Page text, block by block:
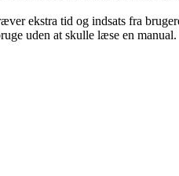
ekstra tid og indsats fra
uden at skulle læse en manual.